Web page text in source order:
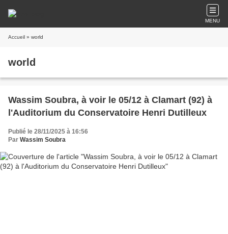
MENU
Accueil » world
world
Wassim Soubra, à voir le 05/12 à Clamart (92) à
l'Auditorium du Conservatoire Henri Dutilleux
Publié le 28/11/2025 à 16:56
Par Wassim Soubra